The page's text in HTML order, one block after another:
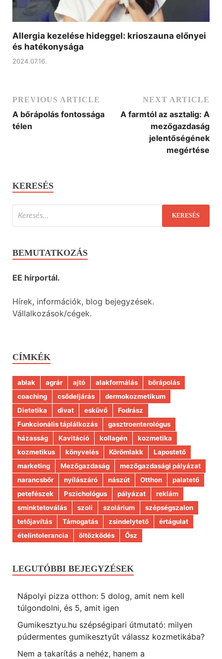
Allergia kezelése hideggel: krioszauna előnyei
és hatékonysága
2024.07.16.
PREVIOUS ARTICLE
A bőrápolás fontossága
télen
NEXT ARTICLE
A farmtól az asztalig: A
mezőgazdaság
jelentőségének
megértése
KERESÉS
BEMUTATKOZÁS
EE hírportál.
Hírek, információk, blog bejegyzések.
Vállalkozások/cégek.
CÍMKÉK
ablak agrár ajtó alakformálás
bőrápolás
coaching
csődeljárás
dermokozmetikum
Dietetika
divat esküvő
Fodrász
Funkcionális táplálkozás
gasztroenterológus
házasság
Kavitáció kollagén
kozmetika
kozmetikus
könyvelés Körömlakk
Lapostető
marketing
Mezőgazdaság
mezőgazdasági pályázat
narancsbőr
nyílászáró nászút Otthon
palatető
petefészek
Pszichológus pályázat
reklám
sminktetoválás
szoli szolárium
szépségszalon
tetőjavítás
Támogatás zsindelytető
értágulat
ételintolerancia
öltözködés Ősz
LEGUTÓBBI BEJEGYZÉSEK
Nápolyi pizza otthon: 5 dolog, amit nem kell
túlgondolni, és 5, amit igen
Gumikesztyu.hu szépségipari útmutató: milyen
púdermentes gumikesztyűt válassz kozmetikába?
Nem a takarítás a nehéz, hanem a